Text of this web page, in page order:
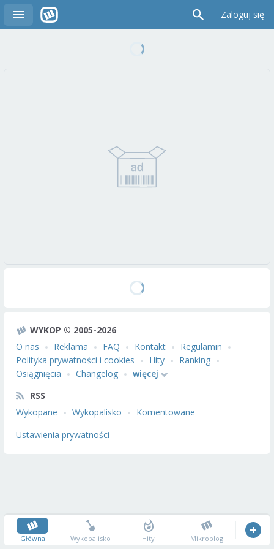
Zaloguj się
WYKOP © 2005-2026
O nas
Reklama FAQ Kontakt
Regulamin
Polityka prywatności i cookies
Hity
Ranking
Osiągnięcia
Changelog
więcej
RSS
Wykopane
Wykopalisko
Komentowane
Ustawienia prywatności
Główna Wykopalisko Hity Mikroblog